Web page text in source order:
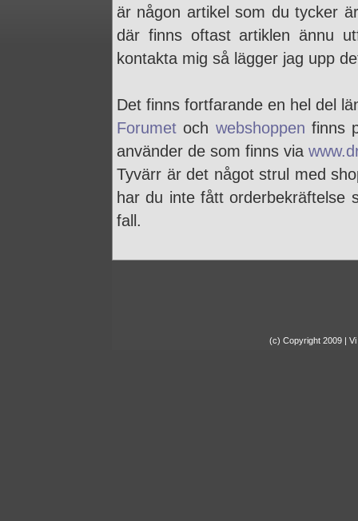
är någon artikel som du tycker
där finns oftast artiklen ännu
kontakta mig så lägger jag upp
Det finns fortfarande en hel del
Forumet och webshoppen finns
använder de som finns via
Tyvärr är det något strul med
har du inte fått
fall.
(c) Copyright 2009 |